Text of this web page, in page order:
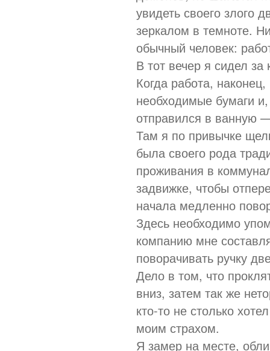
увидеть своего злого
зеркалом в темноте.
обычный человек:
В тот вечер я сидел
Когда работа,
необходимые бумаги
отправился в ванную
Там я по привычке
была своего рода
проживания в
задвижке, чтобы
начала медленно
Здесь необходимо
компанию мне
поворачивать ручку
Дело в том, что
вниз, затем так же
кто-то не столько
моим страхом.
Я замер на месте,